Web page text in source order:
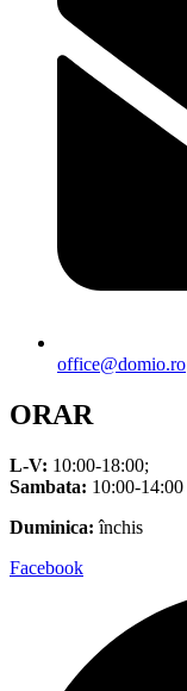
office@domio.ro
ORAR
L-V: 10:00-18:00;
Sambata: 10:00-14:00
Duminica: închis
Facebook